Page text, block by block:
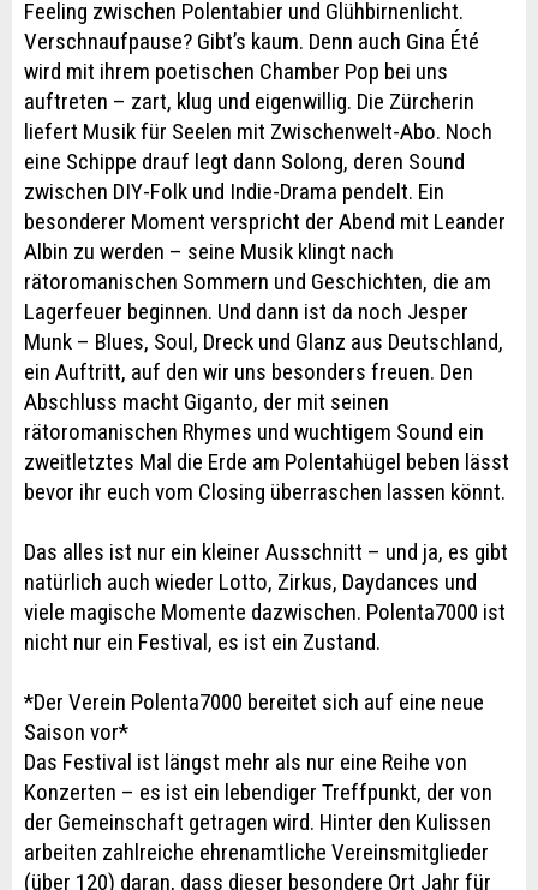
Feeling zwischen Polentabier und Glühbirnenlicht.
Verschnaufpause? Gibt’s kaum. Denn auch Gina Été
wird mit ihrem poetischen Chamber Pop bei uns
auftreten – zart, klug und eigenwillig. Die Zürcherin
liefert Musik für Seelen mit Zwischenwelt-Abo. Noch
eine Schippe drauf legt dann Solong, deren Sound
zwischen DIY-Folk und Indie-Drama pendelt. Ein
besonderer Moment verspricht der Abend mit Leander
Albin zu werden – seine Musik klingt nach
rätoromanischen Sommern und Geschichten, die am
Lagerfeuer beginnen. Und dann ist da noch Jesper
Munk – Blues, Soul, Dreck und Glanz aus Deutschland,
ein Auftritt, auf den wir uns besonders freuen. Den
Abschluss macht Giganto, der mit seinen
rätoromanischen Rhymes und wuchtigem Sound ein
zweitletztes Mal die Erde am Polentahügel beben lässt
bevor ihr euch vom Closing überraschen lassen könnt.
Das alles ist nur ein kleiner Ausschnitt – und ja, es gibt
natürlich auch wieder Lotto, Zirkus, Daydances und
viele magische Momente dazwischen. Polenta7000 ist
nicht nur ein Festival, es ist ein Zustand.
*Der Verein Polenta7000 bereitet sich auf eine neue
Saison vor*
Das Festival ist längst mehr als nur eine Reihe von
Konzerten – es ist ein lebendiger Treffpunkt, der von
der Gemeinschaft getragen wird. Hinter den Kulissen
arbeiten zahlreiche ehrenamtliche Vereinsmitglieder
(über 120) daran, dass dieser besondere Ort Jahr für